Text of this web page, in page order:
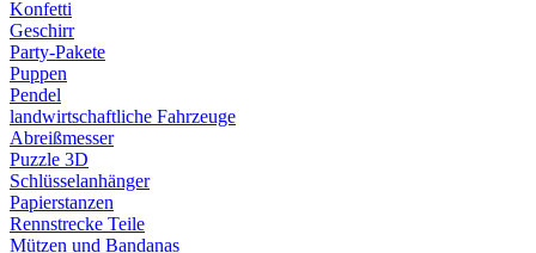
Konfetti
Geschirr
Party-Pakete
Puppen
Pendel
landwirtschaftliche Fahrzeuge
Abreißmesser
Puzzle 3D
Schlüsselanhänger
Papierstanzen
Rennstrecke Teile
Mützen und Bandanas